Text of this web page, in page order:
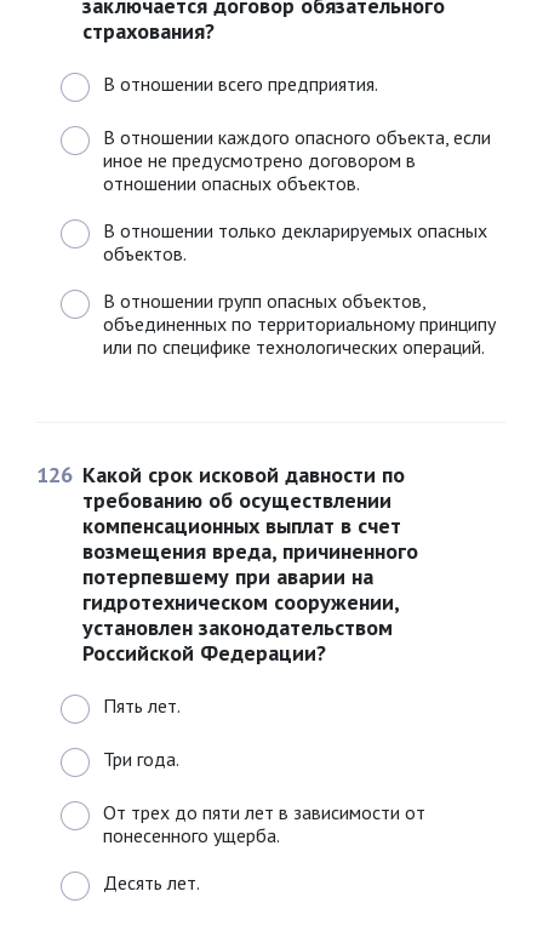
страхования?
В отношении всего предприятия.
В отношении каждого опасного объекта, если
иное не предусмотрено договором в
отношении опасных объектов.
В отношении только декларируемых опасных
объектов.
В отношении групп опасных объектов,
объединенных по территориальному принципу
или по специфике технологических операций.
126 Какой срок исковой давности по
требованию об осуществлении
компенсационных выплат в счет
возмещения вреда, причиненного
потерпевшему при аварии на
гидротехническом сооружении,
установлен законодательством
Российской Федерации?
Пять лет.
Три года.
От трех до пяти лет в зависимости от
понесенного ущерба.
Десять лет.